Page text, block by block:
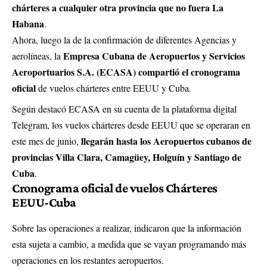
chárteres a cualquier otra provincia que no fuera La
Habana.
Ahora, luego la de la confirmación de diferentes Agencias y
aerolíneas, laEmpresa Cubana de Aeropuertos y Servicios
Aeroportuarios S.A. (ECASA) compartió el cronograma
oficialde vuelos chárteres entre EEUU y Cuba.
Según destacó ECASA en su cuenta de la plataforma digital
Telegram, los vuelos chárteres desde EEUU que se operaran en
este mes de junio, llegarán hasta los Aeropuertos cubanos de
provincias Villa Clara, Camagüey, Holguín y Santiago de
Cuba.
Cronograma oficial de vuelos Chárteres
EEUU-Cuba
Sobre las operaciones a realizar, indicaron que la información
esta sujeta a cambio, a medida que se vayan programando más
operaciones en los restantes aeropuertos.